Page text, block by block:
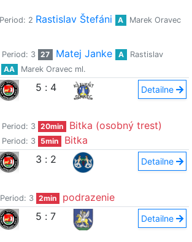
2 Rastislav Štefáni A
Marek Oravec
Period: 3 27 Matej Janke A
Rastislav
AA Marek Oravec ml.
5 : 4 Detailne
Period: 3 20min Bitka (osobný trest)
Period: 3 5min
Bitka
3 : 2 Detailne
3 2min
podrazenie
5 : 7 Detailne